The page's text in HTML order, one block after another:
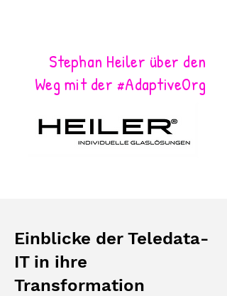
Stephan Heiler über den
Weg mit der #AdaptiveOrg
Einblicke der Teledata-
IT in ihre
Transformation